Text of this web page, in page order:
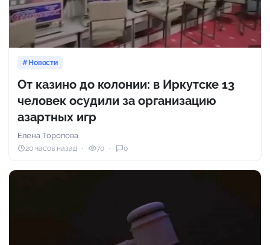
Новости
От казино до колонии: в Иркутске 13
человек осудили за организацию
азартных игр
Елена Торопова
20 часов назад 70 0